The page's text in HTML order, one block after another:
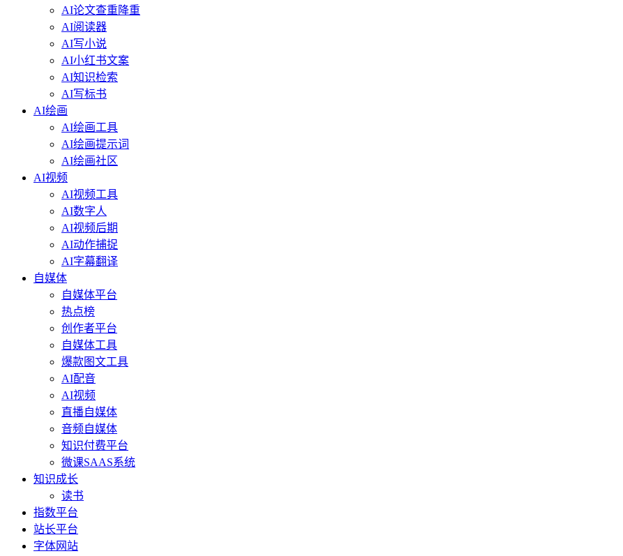
AI论文查重降重
AI阅读器
AI写小说
AI小红书文案
AI知识检索
AI写标书
AI绘画
AI绘画工具
AI绘画提示词
AI绘画社区
AI视频
AI视频工具
AI数字人
AI视频后期
AI动作捕捉
AI字幕翻译
自媒体
自媒体平台
热点榜
创作者平台
自媒体工具
爆款图文工具
AI配音
AI视频
直播自媒体
音频自媒体
知识付费平台
微课SAAS系统
知识成长
读书
指数平台
站长平台
字体网站